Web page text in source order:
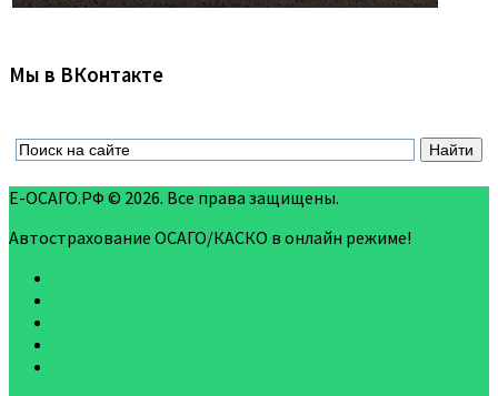
Мы в ВКонтакте
Е-ОСАГО.РФ © 2026. Все права защищены.
Автострахование ОСАГО/КАСКО в онлайн режиме!